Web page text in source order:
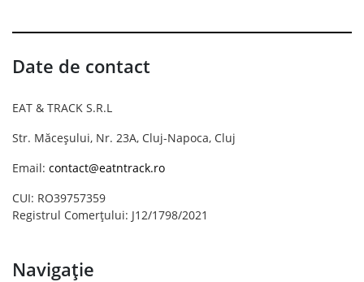
Date de contact
EAT & TRACK S.R.L
Str. Măceșului, Nr. 23A, Cluj-Napoca, Cluj
Email: contact@eatntrack.ro
CUI: RO39757359
Registrul Comerțului: J12/1798/2021
Navigație